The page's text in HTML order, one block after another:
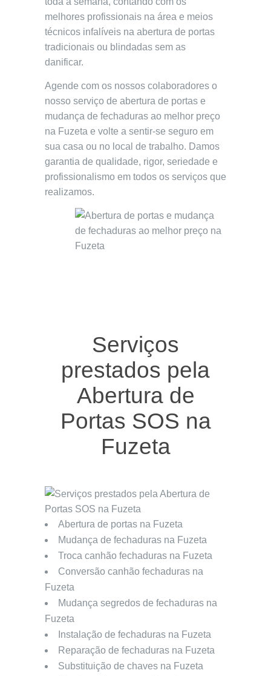
melhores profissionais na área e meios
técnicos infalíveis na abertura de portas
tradicionais ou blindadas sem as
danificar.
Agende com os nossos colaboradores o
nosso serviço de abertura de portas e
mudança de fechaduras ao melhor preço
na Fuzeta e volte a sentir-se seguro em
sua casa ou no local de trabalho. Damos
garantia de qualidade, rigor, seriedade e
profissionalismo em todos os serviços que
realizamos.
Serviços
prestados pela
Abertura de
Portas SOS na
Fuzeta
Abertura de portas na Fuzeta
Mudança de fechaduras na Fuzeta
Troca canhão fechaduras na Fuzeta
Conversão canhão fechaduras na
Fuzeta
Mudança segredos de fechaduras na
Fuzeta
Instalação de fechaduras na Fuzeta
Reparação de fechaduras na Fuzeta
Substituição de chaves na Fuzeta